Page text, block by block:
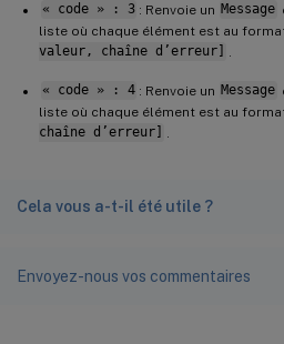
« code » : 3 : Renvoie un Message
liste où chaque élément est au
valeur, chaîne d’erreur]
« code » : 4 : Renvoie un Message
liste où chaque élément est au
chaîne d’erreur]
Cela vous a-t-il été utile ?
Envoyez-nous vos commentaires